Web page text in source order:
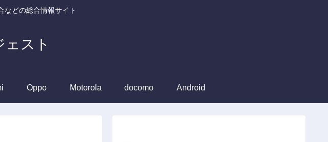
などの総合情報サイト
ェスト
Oppo Motorola docomo Android